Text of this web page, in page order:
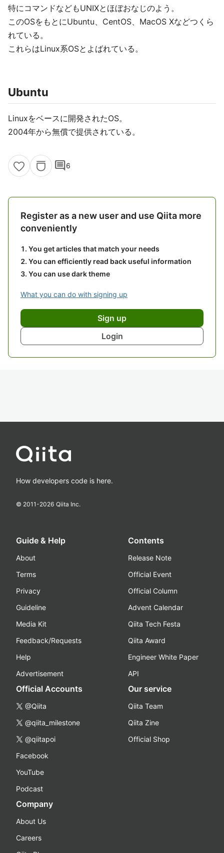
特にコマンドなどもUNIXとほぼおなじのよう。
このOSをもとにUbuntu、CentOS、MacOS Xなどつくら
れている。
これらはLinux系OSとよばれている。
Ubuntu
Linuxをベースに開発されたOS。
2004年から無償で提供されている。
comment6
Register as a new user and use Qiita more
conveniently
You get articles that match your needs
You can efficiently read back useful information
You can use dark theme
What you can do with signing up
Sign up
Login
How developers code is here.
© 2011-2026 Qiita Inc.
Guide & Help
About
Terms
Privacy
Guideline
Media Kit
Feedback/Requests
Help
Advertisement
Contents
Release Note
Official Event
Official Column
Advent Calendar
Qiita Tech Festa
Qiita Award
Engineer White Paper
API
Official Accounts
@Qiita
@qiita_milestone
@qiitapoi
Facebook
YouTube
Podcast
Our service
Qiita Team
Qiita Zine
Official Shop
Company
About Us
Careers